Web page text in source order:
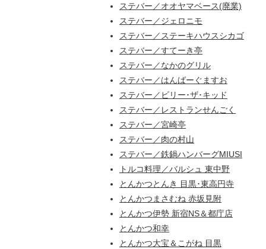
ステバー／オオヤマベース(廃業)
ステバー／ジェロニモ
ステバー／ステーキハウスシカゴ
ステバー／すてーき亭
ステバー／なかのグリル
ステバー／はんばーぐますお
ステバー／ビリー･ザ･キッド
ステバー／レストランせんごく
ステバー／宮崎亭
ステバー／肉の村山
ステバー／鉄鍋ハンバーグMIUSI
トルコ料理／バルシュ 東中野
とんかつとんき 目黒･東高円寺
とんかつまさむね 赤坂見附
とんかつ伊勢 新宿NS＆都庁店
とんかつ和幸
とんかつ大宝＆こがね 目黒